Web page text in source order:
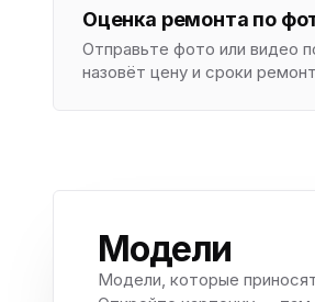
Оценка ремонта по
Отправьте фото или видео
назовёт цену и сроки
Модели
Модели, которые